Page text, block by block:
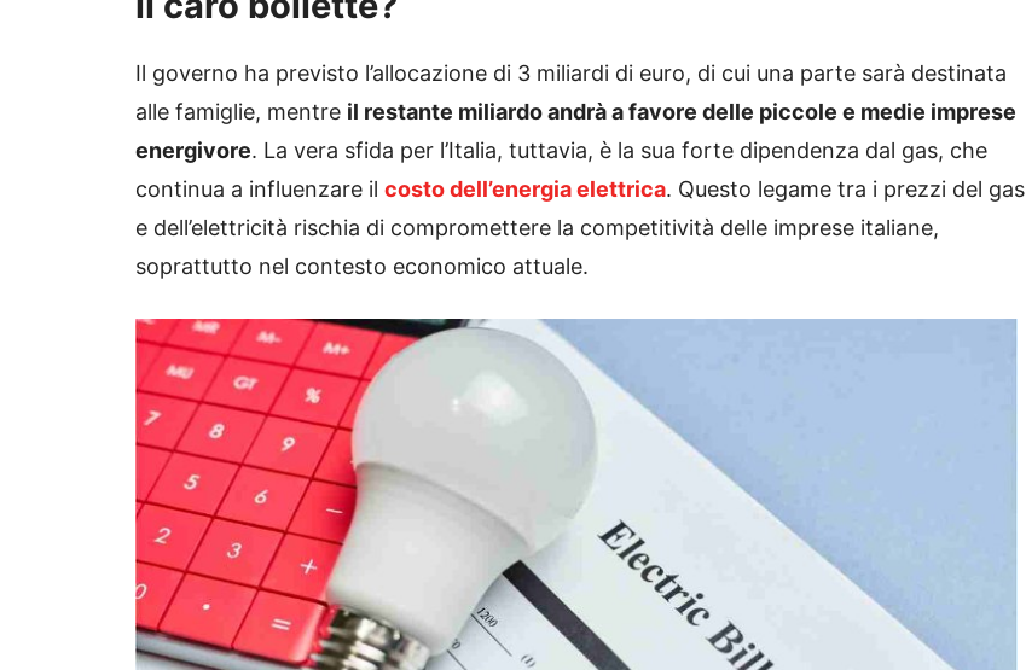
Il governo ha previsto l’allocazione di 3 miliardi di euro, di cui una parte sarà destinata
alle famiglie, mentre il restante miliardo andrà a favore delle piccole e medie imprese
energivore. La vera sfida per l’Italia, tuttavia, è la sua forte dipendenza dal gas, che
continua a influenzare il costo dell’energia elettrica. Questo legame tra i prezzi del gas
e dell’elettricità rischia di compromettere la competitività delle imprese italiane,
soprattutto nel contesto economico attuale.